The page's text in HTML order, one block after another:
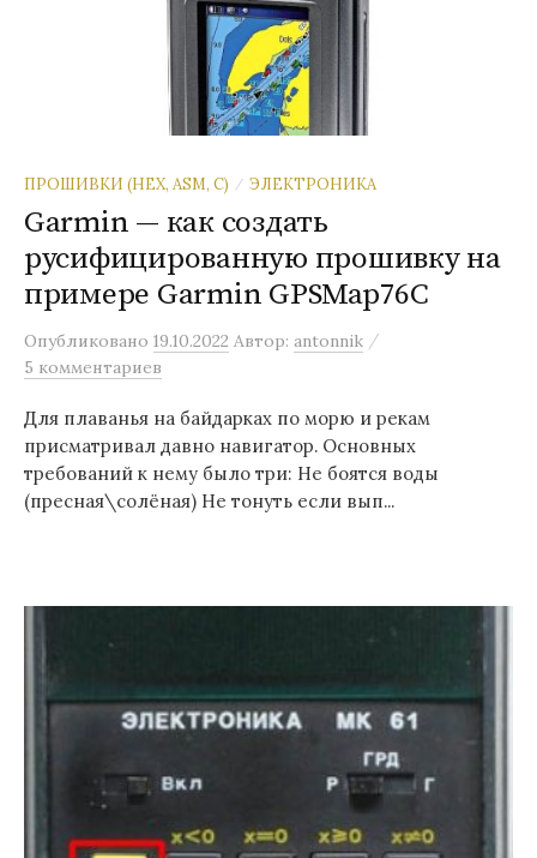
ПРОШИВКИ (HEX, ASM, C) / ЭЛЕКТРОНИКА
Garmin — как создать
русифицированную прошивку на
примере Garmin GPSMap76C
Опубликовано 19.10.2022 Автор: antonnik /
5 комментариев
Для плаванья на байдарках по морю и рекам
присматривал давно навигатор. Основных
требований к нему было три: Не боятся воды
(пресная\солёная) Не тонуть если вып...